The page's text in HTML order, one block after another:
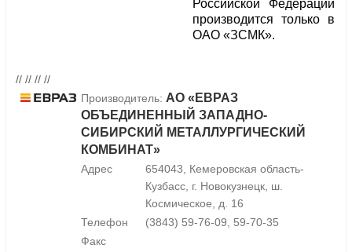
Российской Федерации
производится только в
ОАО «ЗСМК».
// // // //
Производитель: АО «ЕВРАЗ
ОБЪЕДИНЕННЫЙ ЗАПАДНО-
СИБИРСКИЙ МЕТАЛЛУРГИЧЕСКИЙ
КОМБИНАТ»
Адрес
654043, Кемеровская область-
Кузбасс, г. Новокузнецк, ш.
Космическое, д. 16
Телефон
(3843) 59-76-09, 59-70-35
Факс